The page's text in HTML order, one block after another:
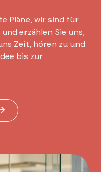
Pläne, wir sind für
erzählen Sie uns,
Zeit, hören zu und
bis zur